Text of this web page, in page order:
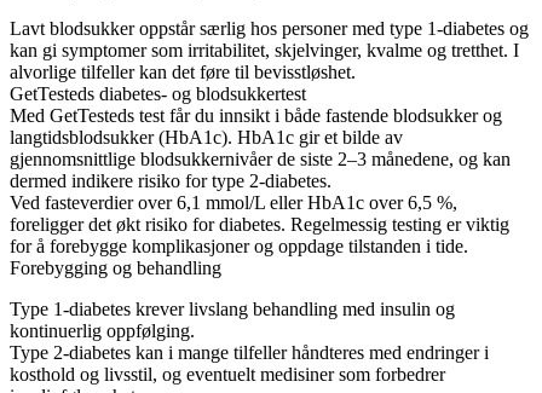
Lavt blodsukker oppstår særlig hos personer med type 1-diabetes og
kan gi symptomer som irritabilitet, skjelvinger, kvalme og tretthet. I
alvorlige tilfeller kan det føre til bevisstløshet.
GetTesteds diabetes- og blodsukkertest
Med GetTesteds test får du innsikt i både fastende blodsukker og
langtidsblodsukker (HbA1c). HbA1c gir et bilde av
gjennomsnittlige blodsukkernivåer de siste 2–3 månedene, og kan
dermed indikere risiko for type 2-diabetes.
Ved fasteverdier over 6,1 mmol/L eller HbA1c over 6,5 %,
foreligger det økt risiko for diabetes. Regelmessig testing er viktig
for å forebygge komplikasjoner og oppdage tilstanden i tide.
Forebygging og behandling
Type 1-diabetes krever livslang behandling med insulin og
kontinuerlig oppfølging.
Type 2-diabetes kan i mange tilfeller håndteres med endringer i
kosthold og livsstil, og eventuelt medisiner som forbedrer